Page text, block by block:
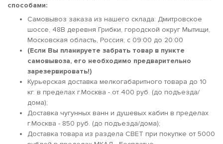
способами:
Самовывоз заказа из нашего склада: Дмитровское
шоссе, 48В деревня Грибки, городской округ Мытищи,
Московская область, Россия; c 09:00 до 20:00
(Если Вы планируете забрать товар в пункте
самовывоза, его необходимо предварительно
зарезервировать!)
Курьерская доставка мелкогабаритного товара до 10
кг. в пределах г.Москва - от 400 руб. (до подъезда/
дома);
Доставка чугунных ванн и душевых кабин в пределах
г.Москва - 850 руб. (до подъезда/дома);
Доставка товара из раздела СВЕТ при покупке от 5000